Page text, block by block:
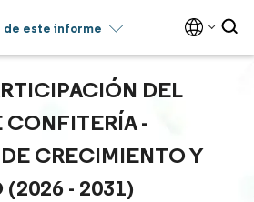
de este informe
DEL
CONFITERÍA -
CRECIMIENTO Y
(2026 - 2031)